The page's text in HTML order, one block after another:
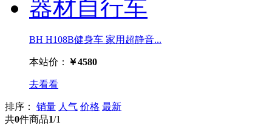
BH H108B健身车 家用超静音...
本站价： ￥4580
去看看
排序： 销量 人气 价格 最新
共0件商品1/1